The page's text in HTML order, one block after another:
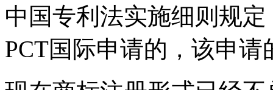
中国专利法实施细则规
PCT国际申请的，该申